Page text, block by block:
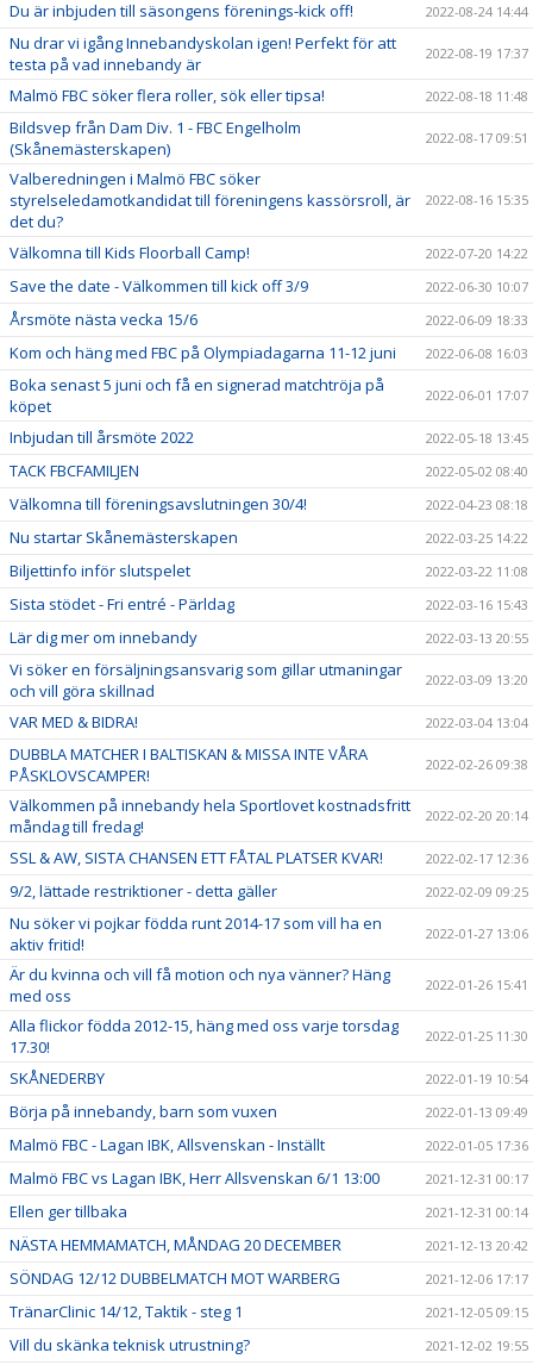
Du är inbjuden till säsongens förenings-kick off! 2022-08-24 14:44
Nu drar vi igång Innebandyskolan igen! Perfekt för att
testa på vad innebandy är
2022-08-19 17:37
Malmö FBC söker flera roller, sök eller tipsa! 2022-08-18 11:48
Bildsvep från Dam Div. 1 - FBC Engelholm
(Skånemästerskapen)
2022-08-17 09:51
Valberedningen i Malmö FBC söker
styrelseledamotkandidat till föreningens kassörsroll, är
det du?
2022-08-16 15:35
Välkomna till Kids Floorball Camp! 2022-07-20 14:22
Save the date - Välkommen till kick off 3/9 2022-06-30 10:07
Årsmöte nästa vecka 15/6 2022-06-09 18:33
Kom och häng med FBC på Olympiadagarna 11-12 juni 2022-06-08 16:03
Boka senast 5 juni och få en signerad matchtröja på
köpet
2022-06-01 17:07
Inbjudan till årsmöte 2022 2022-05-18 13:45
TACK FBCFAMILJEN 2022-05-02 08:40
Välkomna till föreningsavslutningen 30/4! 2022-04-23 08:18
Nu startar Skånemästerskapen 2022-03-25 14:22
Biljettinfo inför slutspelet 2022-03-22 11:08
Sista stödet - Fri entré - Pärldag 2022-03-16 15:43
Lär dig mer om innebandy 2022-03-13 20:55
Vi söker en försäljningsansvarig som gillar utmaningar
och vill göra skillnad
2022-03-09 13:20
VAR MED & BIDRA! 2022-03-04 13:04
DUBBLA MATCHER I BALTISKAN & MISSA INTE VÅRA
PÅSKLOVSCAMPER!
2022-02-26 09:38
Välkommen på innebandy hela Sportlovet kostnadsfritt
måndag till fredag!
2022-02-20 20:14
SSL & AW, SISTA CHANSEN ETT FÅTAL PLATSER KVAR! 2022-02-17 12:36
9/2, lättade restriktioner - detta gäller 2022-02-09 09:25
Nu söker vi pojkar födda runt 2014-17 som vill ha en
aktiv fritid!
2022-01-27 13:06
Är du kvinna och vill få motion och nya vänner? Häng
med oss
2022-01-26 15:41
Alla flickor födda 2012-15, häng med oss varje torsdag
17.30!
2022-01-25 11:30
SKÅNEDERBY 2022-01-19 10:54
Börja på innebandy, barn som vuxen 2022-01-13 09:49
Malmö FBC - Lagan IBK, Allsvenskan - Inställt 2022-01-05 17:36
Malmö FBC vs Lagan IBK, Herr Allsvenskan 6/1 13:00 2021-12-31 00:17
Ellen ger tillbaka 2021-12-31 00:14
NÄSTA HEMMAMATCH, MÅNDAG 20 DECEMBER 2021-12-13 20:42
SÖNDAG 12/12 DUBBELMATCH MOT WARBERG 2021-12-06 17:17
TränarClinic 14/12, Taktik - steg 1 2021-12-05 09:15
Vill du skänka teknisk utrustning? 2021-12-02 19:55